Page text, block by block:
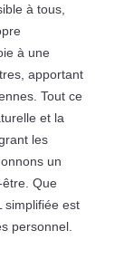
à tous,
à une
apportant
Tout ce
et la
les
un
Que
simplifiée est
personnel.